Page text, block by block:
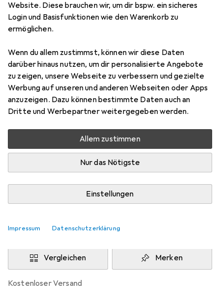
Website. Diese brauchen wir, um dir bspw. ein sicheres
Login und Basisfunktionen wie den Warenkorb zu
ermöglichen.
Wenn du allem zustimmst, können wir diese Daten
darüber hinaus nutzen, um dir personalisierte Angebote
zu zeigen, unsere Webseite zu verbessern und gezielte
Werbung auf unseren und anderen Webseiten oder Apps
anzuzeigen. Dazu können bestimmte Daten auch an
Dritte und Werbepartner weitergegeben werden.
Allem zustimmen
Nur das Nötigste
Einstellungen
Impressum Datenschutzerklärung
SnapstyleNatur Teppich Wolle Berber
- 4 Farben in 17 Grössen
160 x 240 cm
Preis in EUR inkl. MwSt.
EUR
149,90
3
Bewertungen Marke
Mehr von Snapstyle
Mehr als 10 Stück an Lager beim Drittanbieter
Lieferort angeben für genaue Lieferzeit
teppichversand24DE
In den Warenkorb
Vergleichen Merken
kostenloser Versand